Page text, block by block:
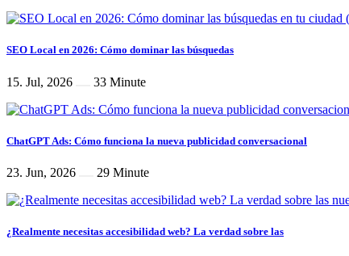
SEO Local en 2026: Cómo dominar las búsquedas
15. Jul, 2026 33 Minute
ChatGPT Ads: Cómo funciona la nueva publicidad conversacional
23. Jun, 2026 29 Minute
¿Realmente necesitas accesibilidad web? La verdad sobre las